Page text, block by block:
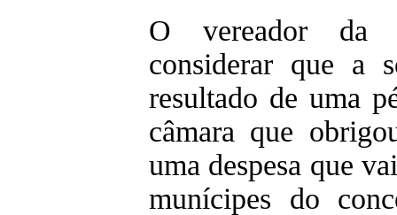
O vereador da
considerar que a
resultado de uma
câmara que
uma despesa que
munícipes do